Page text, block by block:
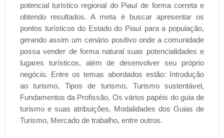
potencial turístico regional do Piauí de forma correta e
obtendo resultados. A meta é buscar apresentar os
pontos turísticos do Estado do Piauí para a população,
gerando assim um cenário positivo onde a comunidade
possa vender de forma natural suas potencialidades e
lugares turísticos, além de desenvolver seu próprio
negócio. Entre os temas abordados estão: Introdução
ao turismo, Tipos de turismo, Turismo sustentável,
Fundamentos da Profissão, Os vários papéis do guia de
turismo e suas atribuições, Modalidades dos Guias de
Turismo, Mercado de trabalho, entre outros.